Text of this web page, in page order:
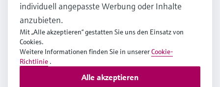
Einbauanleitung (EA)
Replacing interface parts Installation
Instructions
individuell angepasste Werbung oder Inhalte
anzubieten.
Mit „Alle akzeptieren“ gestatten Sie uns den Einsatz von
Cookies.
Weitere Informationen finden Sie in unsererCookie-
Richtlinie .
Alle akzeptieren